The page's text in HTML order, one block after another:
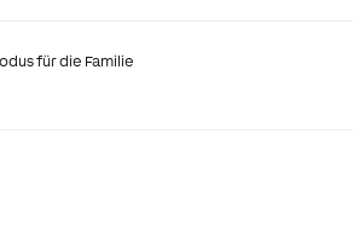
für die Familie